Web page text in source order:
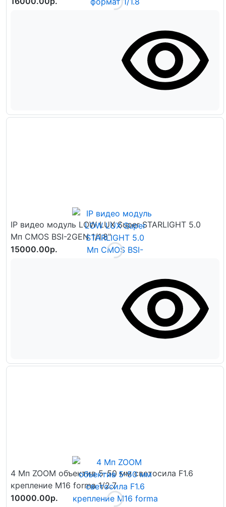
IP видео модуль LOW LUX Super STARLIGHT 5.0
Мп CMOS BSI-2GEN 1/1.8"
15000.00р.
4 Мп ZOOM объектив 5-50 мм светосила F1.6
крепление M16 forma 1/2.7
10000.00р.